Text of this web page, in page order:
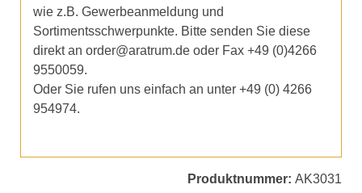
wie z.B. Gewerbeanmeldung und
Sortimentsschwerpunkte. Bitte senden Sie diese
direkt an order@aratrum.de oder Fax +49 (0)4266
9550059.
Oder Sie rufen uns einfach an unter +49 (0) 4266
954974.
Produktnummer: AK3031